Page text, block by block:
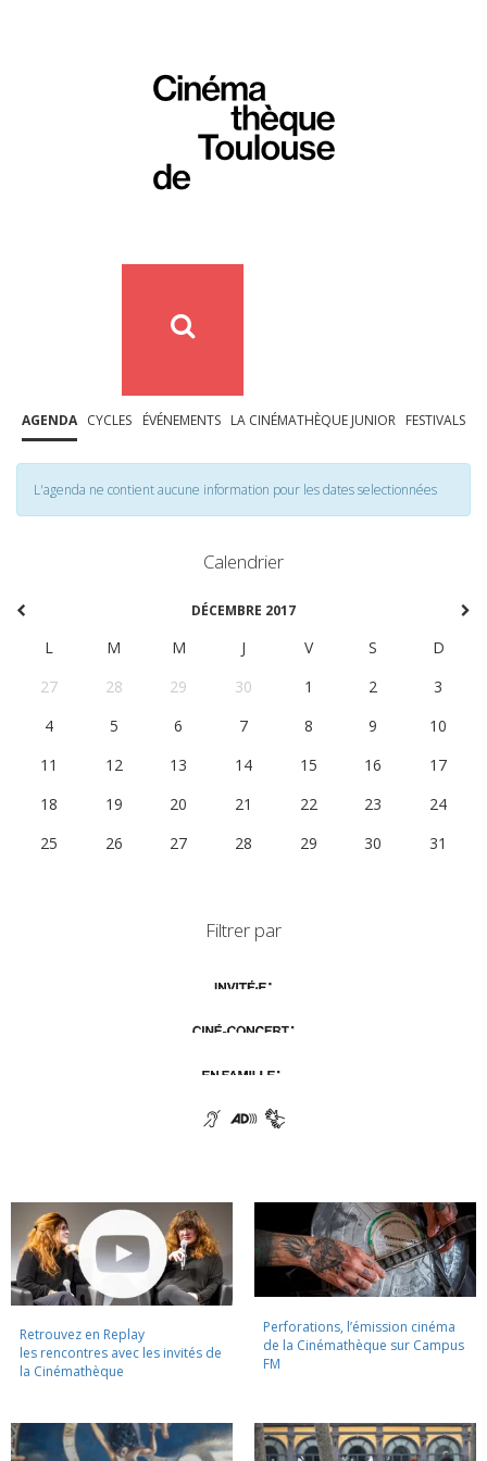
AGENDA CYCLES ÉVÉNEMENTS LA CINÉMATHÈQUE JUNIOR FESTIVALS
L'agenda ne contient aucune information pour les dates selectionnées
Calendrier
DÉCEMBRE 2017
L M M J V S
D
27
28 29 30 1 2
3
4
5 6 7 8 9
10
11
12 13 14 15 16
17
18
19 20 21 22 23
24
25
26 27 28 29 30 31
Filtrer par
Retrouvez en Replay
les rencontres avec les invités de
la Cinémathèque
Perforations, l’émission cinéma
de la Cinémathèque sur Campus
FM